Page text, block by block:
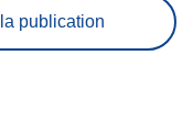
publication